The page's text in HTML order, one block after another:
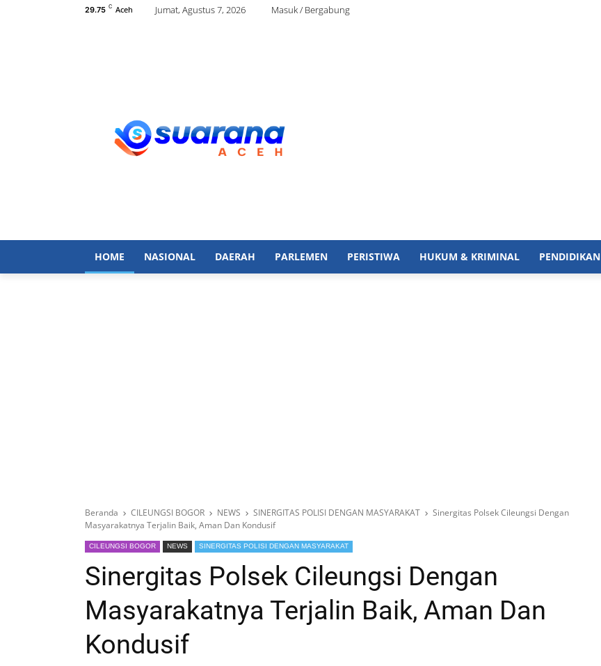
29.75 C Aceh Jumat, Agustus 7, 2026 Masuk / Bergabung
HOME NASIONAL DAERAH PARLEMEN PERISTIWA HUKUM & KRIMINAL PENDIDIKAN
Beranda CILEUNGSI BOGOR NEWS SINERGITAS POLISI DENGAN MASYARAKAT
Sinergitas Polsek Cileungsi Dengan
Masyarakatnya Terjalin Baik, Aman Dan Kondusif
CILEUNGSI BOGOR NEWS SINERGITAS POLISI DENGAN MASYARAKAT
Sinergitas Polsek Cileungsi Dengan
Masyarakatnya Terjalin Baik, Aman Dan
Kondusif